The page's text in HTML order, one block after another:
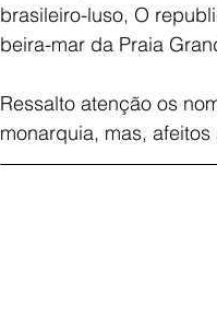
brasileiro-luso, O
beira-mar da Praia
Ressalto atenção os
monarquia, mas,